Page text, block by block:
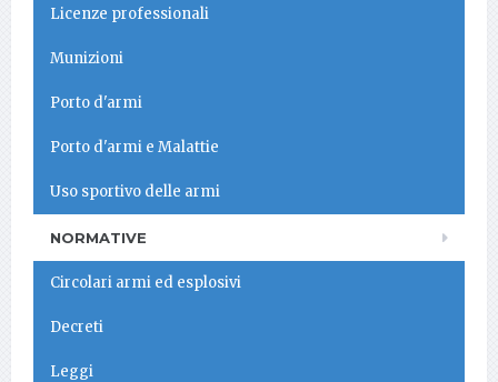
Licenze professionali
Munizioni
Porto d'armi
Porto d'armi e Malattie
Uso sportivo delle armi
NORMATIVE
Circolari armi ed esplosivi
Decreti
Leggi